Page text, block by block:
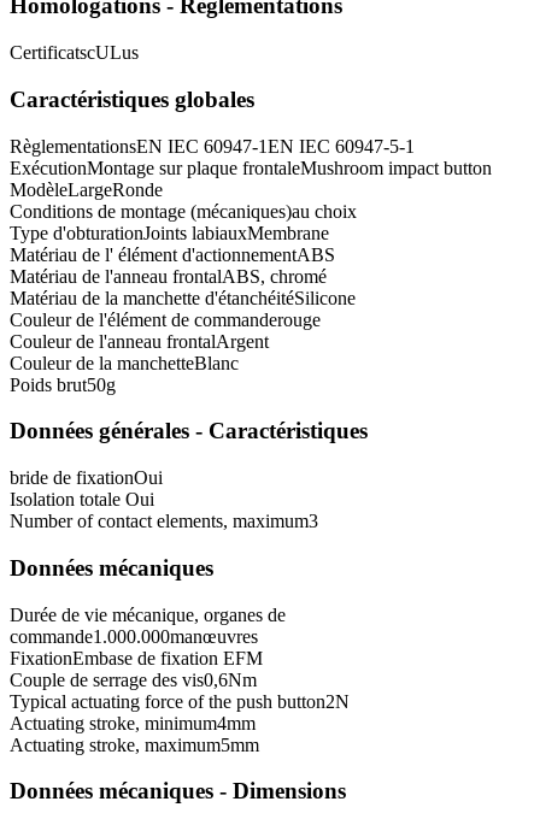
Homologations - Règlementations
CertificatscULus
Caractéristiques globales
RèglementationsEN IEC 60947-1EN IEC 60947-5-1
ExécutionMontage sur plaque frontaleMushroom impact button
ModèleLargeRonde
Conditions de montage (mécaniques)au choix
Type d'obturationJoints labiauxMembrane
Matériau de l' élément d'actionnementABS
Matériau de l'anneau frontalABS, chromé
Matériau de la manchette d'étanchéitéSilicone
Couleur de l'élément de commanderouge
Couleur de l'anneau frontalArgent
Couleur de la manchetteBlanc
Poids brut50g
Données générales - Caractéristiques
bride de fixationOui
Isolation totale Oui
Number of contact elements, maximum3
Données mécaniques
Durée de vie mécanique, organes de
commande1.000.000manœuvres
FixationEmbase de fixation EFM
Couple de serrage des vis0,6Nm
Typical actuating force of the push button2N
Actuating stroke, minimum4mm
Actuating stroke, maximum5mm
Données mécaniques - Dimensions